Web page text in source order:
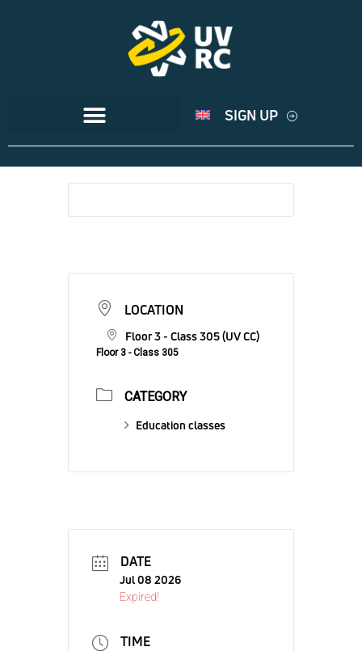
SIGN UP
LOCATION
Floor 3 - Class 305 (UV CC)
Floor 3 - Class 305
CATEGORY
Education classes
DATE
Jul 08 2026
Expired!
TIME